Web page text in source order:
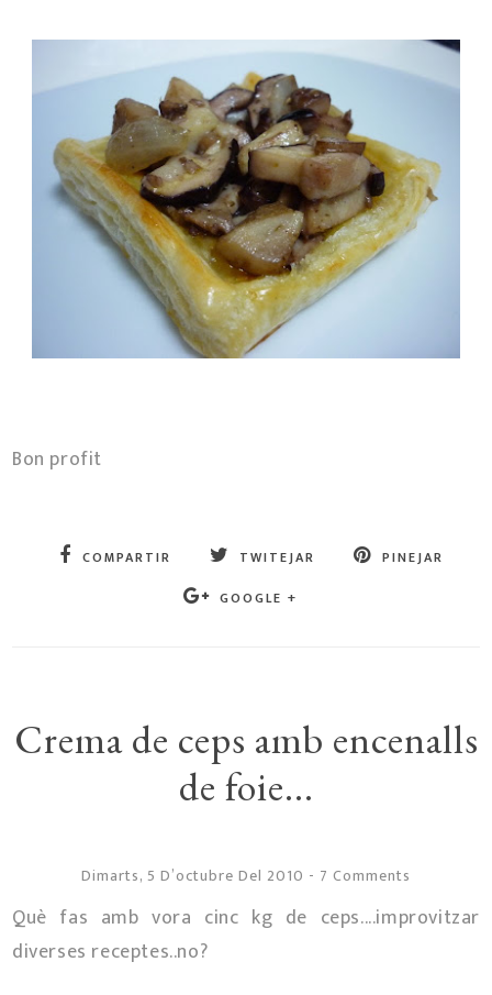
Bon profit
COMPARTIR TWITEJAR
PINEJAR
GOOGLE +
Crema de ceps amb encenalls
de foie...
Dimarts, 5 D’octubre Del 2010 - 7 Comments
Què fas amb vora cinc kg de ceps....improvitzar
diverses receptes..no?